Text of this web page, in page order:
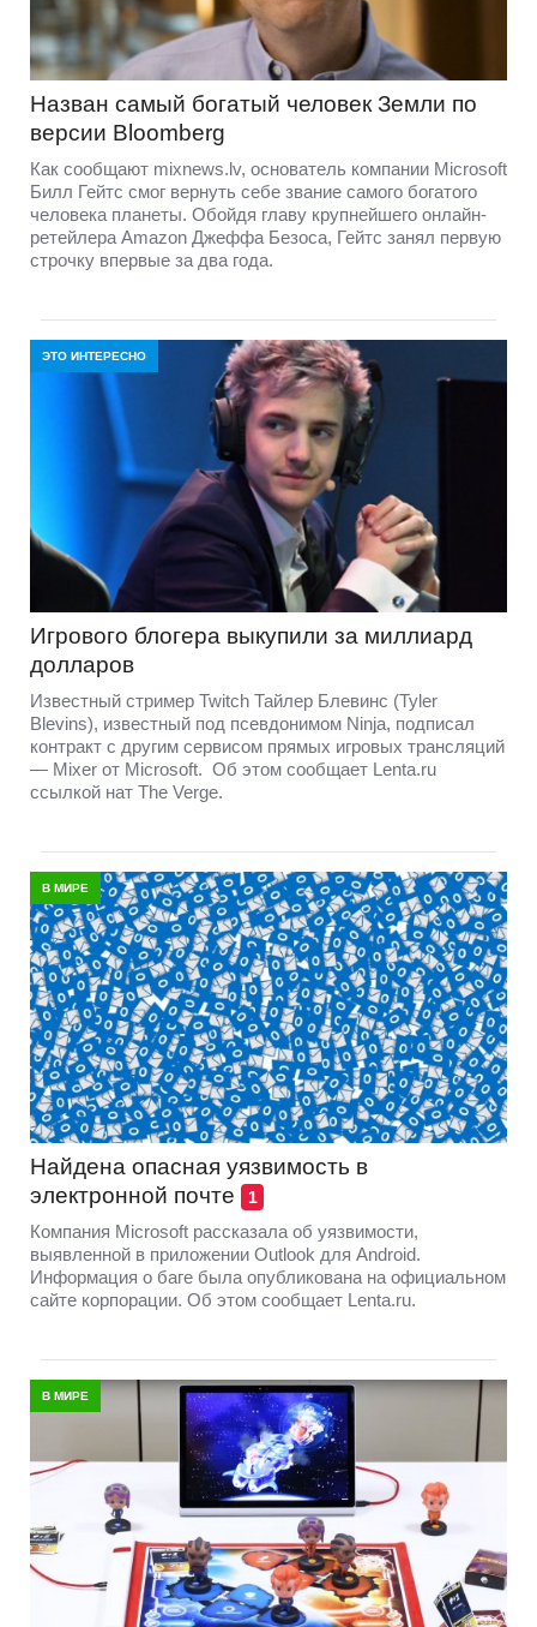
Назван самый богатый человек Земли по
версии Bloomberg
Как сообщают mixnews.lv, основатель компании Microsoft
Билл Гейтс смог вернуть себе звание самого богатого
человека планеты. Обойдя главу крупнейшего онлайн-
ретейлера Amazon Джеффа Безоса, Гейтс занял первую
строчку впервые за два года.
ЭТО ИНТЕРЕСНО
Игрового блогера выкупили за миллиард
долларов
Известный стример Twitch Тайлер Блевинс (Tyler
Blevins), известный под псевдонимом Ninja, подписал
контракт с другим сервисом прямых игровых трансляций
— Mixer от Microsoft. Об этом сообщает Lenta.ru
ссылкой нат The Verge.
В МИРЕ
Найдена опасная уязвимость в
электронной почте
1
Компания Microsoft рассказала об уязвимости,
выявленной в приложении Outlook для Android.
Информация о баге была опубликована на официальном
сайте корпорации. Об этом сообщает Lenta.ru.
В МИРЕ